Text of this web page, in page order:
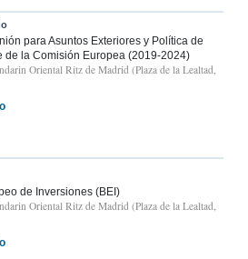
para Asuntos Exteriores y Política de
de la Comisión Europea (2019-2024)
Oriental Ritz de Madrid (Plaza de la Lealtad,
de Inversiones (BEI)
Oriental Ritz de Madrid (Plaza de la Lealtad,